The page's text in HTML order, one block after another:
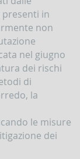
in
non
nel giugno
dei rischi
di
la
le misure
dei